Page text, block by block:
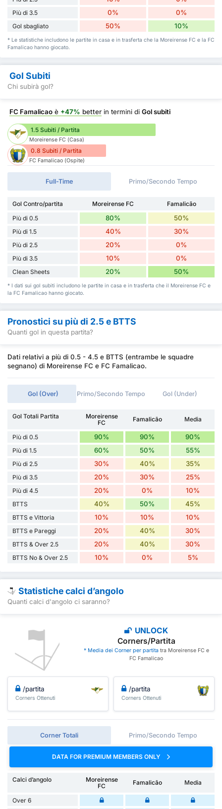
Più di 3.5 0% 0%
Gol sbagliato 50% 10%
* Le statistiche includono le partite in casa e in trasferta che la Moreirense FC e la FC
Famalicao hanno giocato.
Gol Subiti
Chi subirà gol?
FC Famalicao è +47% better in termini di Gol subiti
1.5 Subiti / Partita
Moreirense FC (Casa)
0.8 Subiti / Partita
FC Famalicao (Ospite)
Full-Time Primo/Secondo Tempo
Gol Contro/partita Moreirense FC
Famalicão
Più di 0.5
80% 50%
Più di 1.5 40% 30%
Più di 2.5 20% 0%
Più di 3.5 10% 0%
Clean Sheets 20% 50%
* I dati sui gol subiti includono le partite in casa e in trasferta che il Moreirense FC e
la FC Famalicao hanno giocato.
Pronostici su più di 2.5 e BTTS
Quanti gol in questa partita?
Dati relativi a più di 0.5 - 4.5 e BTTS (entrambe le squadre
segnano) di Moreirense FC e FC Famalicao.
Gol (Over) Primo/Secondo Tempo Gol (Under)
Gol Totali Partita
Moreirense
FC
Famalicão Media
Più di 0.5 90% 90% 90%
Più di 1.5 60% 50% 55%
Più di 2.5 30% 40% 35%
Più di 3.5 20% 30% 25%
Più di 4.5 20% 0% 10%
BTTS 40% 50% 45%
BTTS e Vittoria 10% 10% 10%
BTTS e Pareggi 20% 40% 30%
BTTS & Over 2.5 20% 40% 30%
BTTS No & Over 2.5 10% 0% 5%
Statistiche calci d’angolo
Quanti calci d'angolo ci saranno?
UNLOCK
Corners/Partita
* Media dei Corner per partitatra Moreirense FC e
FC Famalicao
/partita
Corners Ottenuti
/partita
Corners Ottenuti
Corner Totali Primo/Secondo Tempo
DATA FOR PREMIUM MEMBERS ONLY
Calci d’angolo
Moreirense
FC
Famalicão Media
Over 6